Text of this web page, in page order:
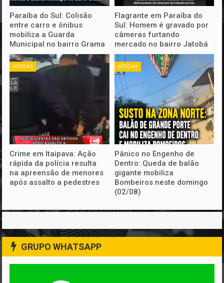
Paraíba do Sul: Colisão
entre carro e ônibus
mobiliza a Guarda
Municipal no bairro Grama
Flagrante em Paraíba do
Sul: Homem é gravado por
câmeras furtando
mercado no bairro Jatobá
NOTICIAS
Crime em Itaipava: Ação
rápida da polícia resulta
na apreensão de menores
após assalto a pedestres
NOTICIAS
Pânico no Engenho de
Dentro: Queda de balão
gigante mobiliza
Bombeiros neste domingo
(02/08)
GRUPO WHATSAPP